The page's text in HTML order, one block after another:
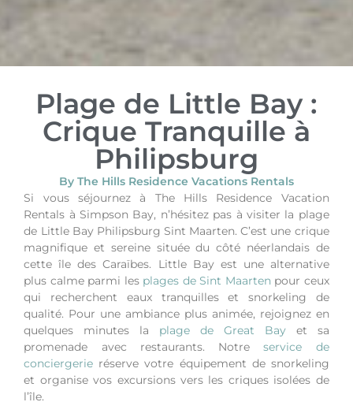
Plage de Little Bay :
Crique Tranquille à
Philipsburg
By The Hills Residence Vacations Rentals
Si vous séjournez à The Hills Residence Vacation
Rentals à Simpson Bay, n’hésitez pas à visiter la plage
de Little Bay Philipsburg Sint Maarten. C’est une crique
magnifique et sereine située du côté néerlandais de
cette île des Caraïbes. Little Bay est une alternative
plus calme parmi les plages de Sint Maarten pour ceux
qui recherchent eaux tranquilles et snorkeling de
qualité. Pour une ambiance plus animée, rejoignez en
quelques minutes la plage de Great Bayet sa
promenade avec restaurants.
Notreservice de
conciergerie réserve votre équipement de snorkeling
et organise vos excursions vers les criques isolées de
l’île.